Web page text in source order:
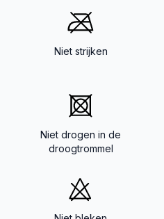
Niet strijken
Niet drogen in de
droogtrommel